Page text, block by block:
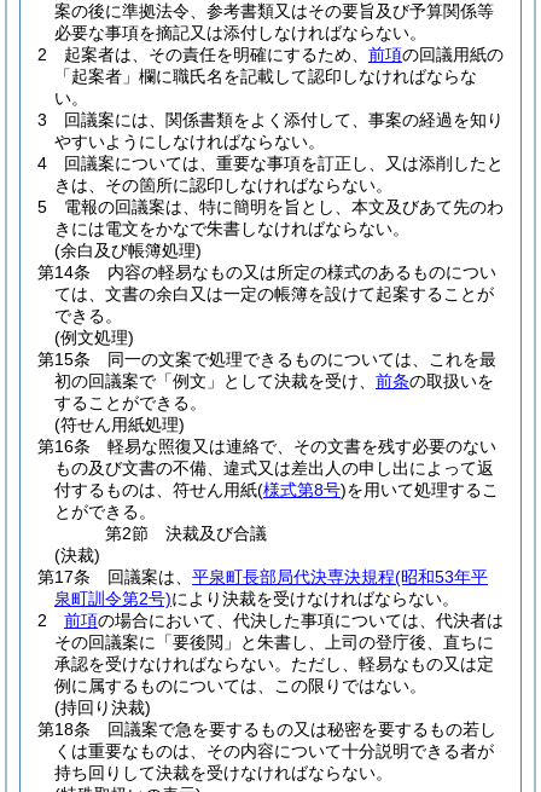
案の後に準拠法令、参考書類又はその要旨及び予算関係等
必要な事項を摘記又は添付しなければならない。
2
起案者は、その責任を明確にするため、 前項の回議用紙の
「起案者」欄に職氏名を記載して認印しなければならな
い。
3
回議案には、関係書類をよく添付して、事案の経過を知り
やすいようにしなければならない。
4
回議案については、重要な事項を訂正し、又は添削したと
きは、その箇所に認印しなければならない。
5
電報の回議案は、特に簡明を旨とし、本文及びあて先のわ
きには電文をかなで朱書しなければならない。
(余白及び帳簿処理)
第14条
内容の軽易なもの又は所定の様式のあるものについ
ては、文書の余白又は一定の帳簿を設けて起案することが
できる。
(例文処理)
第15条
同一の文案で処理できるものについては、これを最
初の回議案で「例文」として決裁を受け、 前条の取扱いを
することができる。
(符せん用紙処理)
第16条
軽易な照復又は連絡で、その文書を残す必要のない
もの及び文書の不備、違式又は差出人の申し出によって返
付するものは、符せん用紙(様式第8号)を用いて処理するこ
とができる。
第2節
決裁及び合議
(決裁)
第17条
回議案は、 平泉町長部局代決専決規程(昭和53年平
泉町訓令第2号)により決裁を受けなければならない。
2
前項の場合において、代決した事項については、代決者は
その回議案に「要後閲」と朱書し、上司の登庁後、直ちに
承認を受けなければならない。 ただし、軽易なもの又は定
例に属するものについては、この限りではない。
(持回り決裁)
第18条
回議案で急を要するもの又は秘密を要するもの若し
くは重要なものは、その内容について十分説明できる者が
持ち回りして決裁を受けなければならない。